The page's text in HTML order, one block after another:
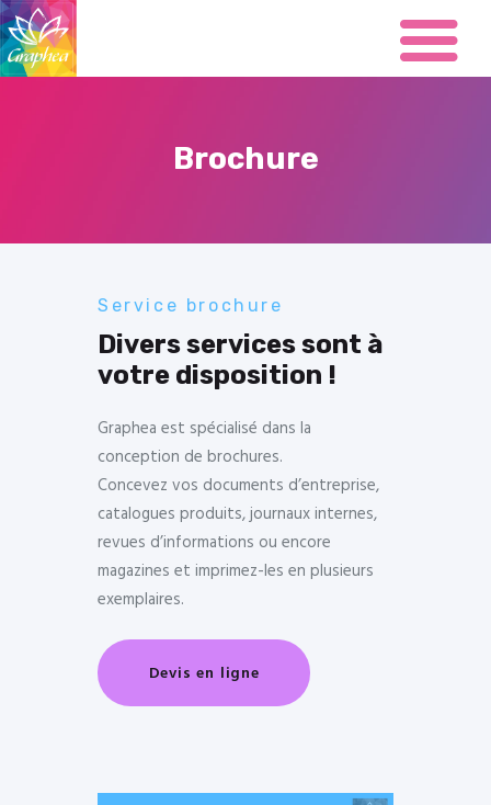
Brochure
Impression
Office
Brochure
Flyers
Grand format
Restaurant
Contact
Service brochure
Divers services sont à
votre disposition !
Graphea est spécialisé dans la
conception de brochures.
Concevez vos documents d’entreprise,
catalogues produits, journaux internes,
revues d’informations ou encore
magazines et imprimez-les en plusieurs
exemplaires.
Devis en ligne